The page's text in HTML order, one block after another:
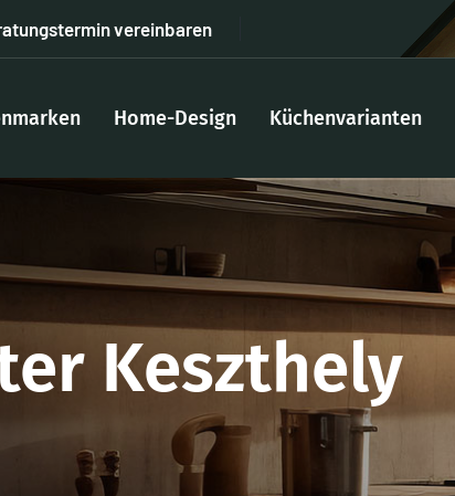
vereinbaren
Home-Design Küchenvarianten
Keszthely